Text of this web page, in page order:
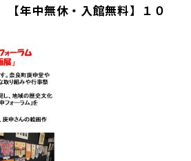
【年中無休・入館無料】 １０